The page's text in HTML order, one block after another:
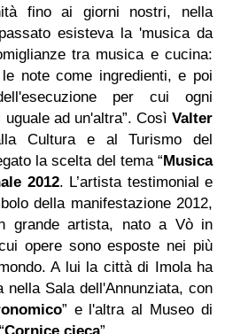
fino ai giorni nostri, nella
esisteva la 'musica da
tra musica e cucina:
note come ingredienti, e poi
per cui ogni
ad un'altra”. Così Valter
Cultura e al Turismo del
la scelta del tema “Musica
2012. L’artista testimonial e
della manifestazione 2012,
grande artista, nato a Vò in
opere sono esposte nei più
A lui la città di Imola ha
nella Sala dell'Annunziata, con
” e l'altra al Museo di